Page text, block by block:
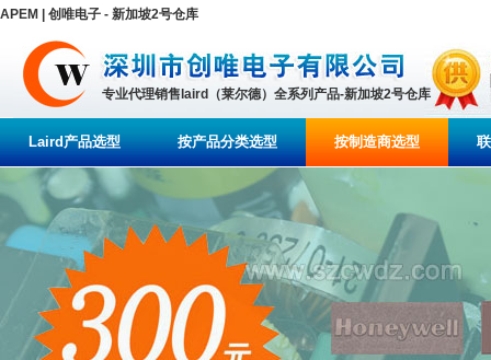
APEM | 创唯电子 - 新加坡2号仓库
专业代理销售laird（莱尔德）全系列产品-新加坡2号仓库
Laird产品选型 按产品分类选型 按制造商选型